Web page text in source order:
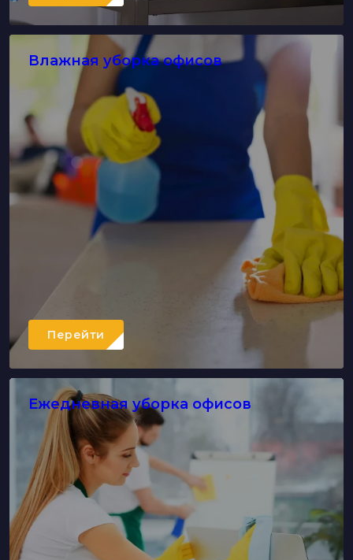
Влажная уборка офисов
Перейти
Ежедневная уборка офисов